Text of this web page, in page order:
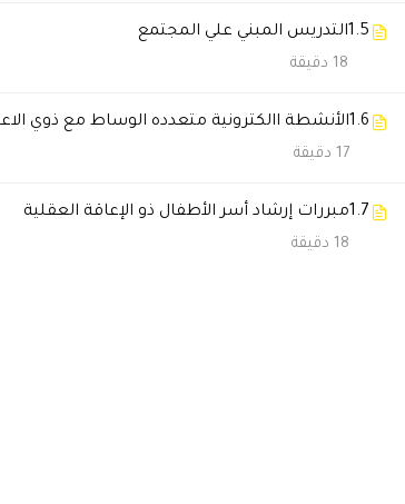
1.5التدريس المبني علي المجتمع
18 دقيقة
1.6الأنشطة االكترونية متعدده الوساط مع ذوي
17 دقيقة
1.7مبررات إرشاد أسر الأطفال ذو الإعاقة العقلية
18 دقيقة